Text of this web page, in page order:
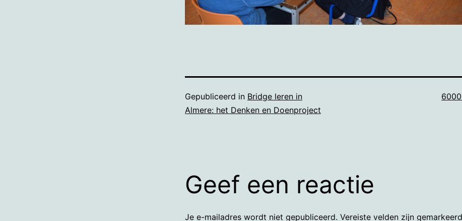
Gepubliceerd in Bridge leren in
Almere: het Denken en Doenproject
Geef een reactie
Je e-mailadres wordt niet gepubliceerd. Vereiste velden zijn